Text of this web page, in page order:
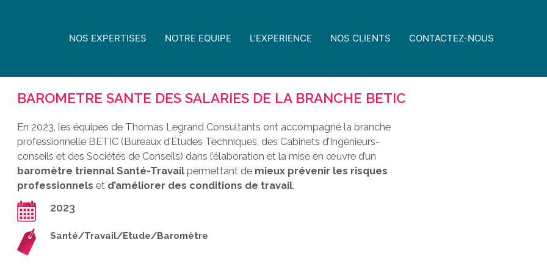
NOS EXPERTISES NOTRE EQUIPE L’EXPERIENCE NOS CLIENTS CONTACTEZ-NOUS
BAROMETRE SANTE DES SALARIES DE LA BRANCHE BETIC
En 2023, les équipes de Thomas Legrand Consultants ont accompagné la branche
professionnelle BETIC (Bureaux d’Études Techniques, des Cabinets d’Ingénieurs-
conseils et des Sociétés de Conseils) dans l’élaboration et la mise en œuvre d’un
baromètre triennal Santé-Travailpermettant de mieux prévenir les risques
professionnels et d’améliorer des conditions de travail.
2023
Santé/Travail/Etude/Baromètre